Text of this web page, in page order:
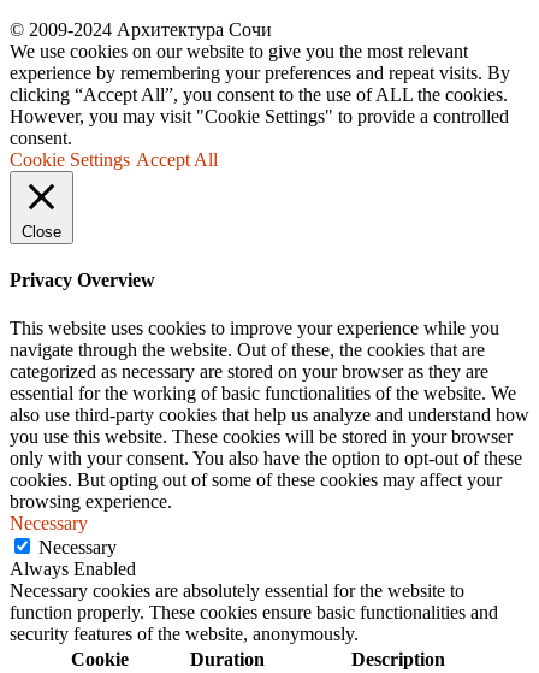
© 2009-2024 Архитектура Сочи
We use cookies on our website to give you the most relevant
experience by remembering your preferences and repeat visits. By
clicking “Accept All”, you consent to the use of ALL the cookies.
However, you may visit "Cookie Settings" to provide a controlled
consent.
Cookie Settings Accept All
Close
Privacy Overview
This website uses cookies to improve your experience while you
navigate through the website. Out of these, the cookies that are
categorized as necessary are stored on your browser as they are
essential for the working of basic functionalities of the website. We
also use third-party cookies that help us analyze and understand how
you use this website. These cookies will be stored in your browser
only with your consent. You also have the option to opt-out of these
cookies. But opting out of some of these cookies may affect your
browsing experience.
Necessary
Necessary
Always Enabled
Necessary cookies are absolutely essential for the website to
function properly. These cookies ensure basic functionalities and
security features of the website, anonymously.
Cookie
Duration Description